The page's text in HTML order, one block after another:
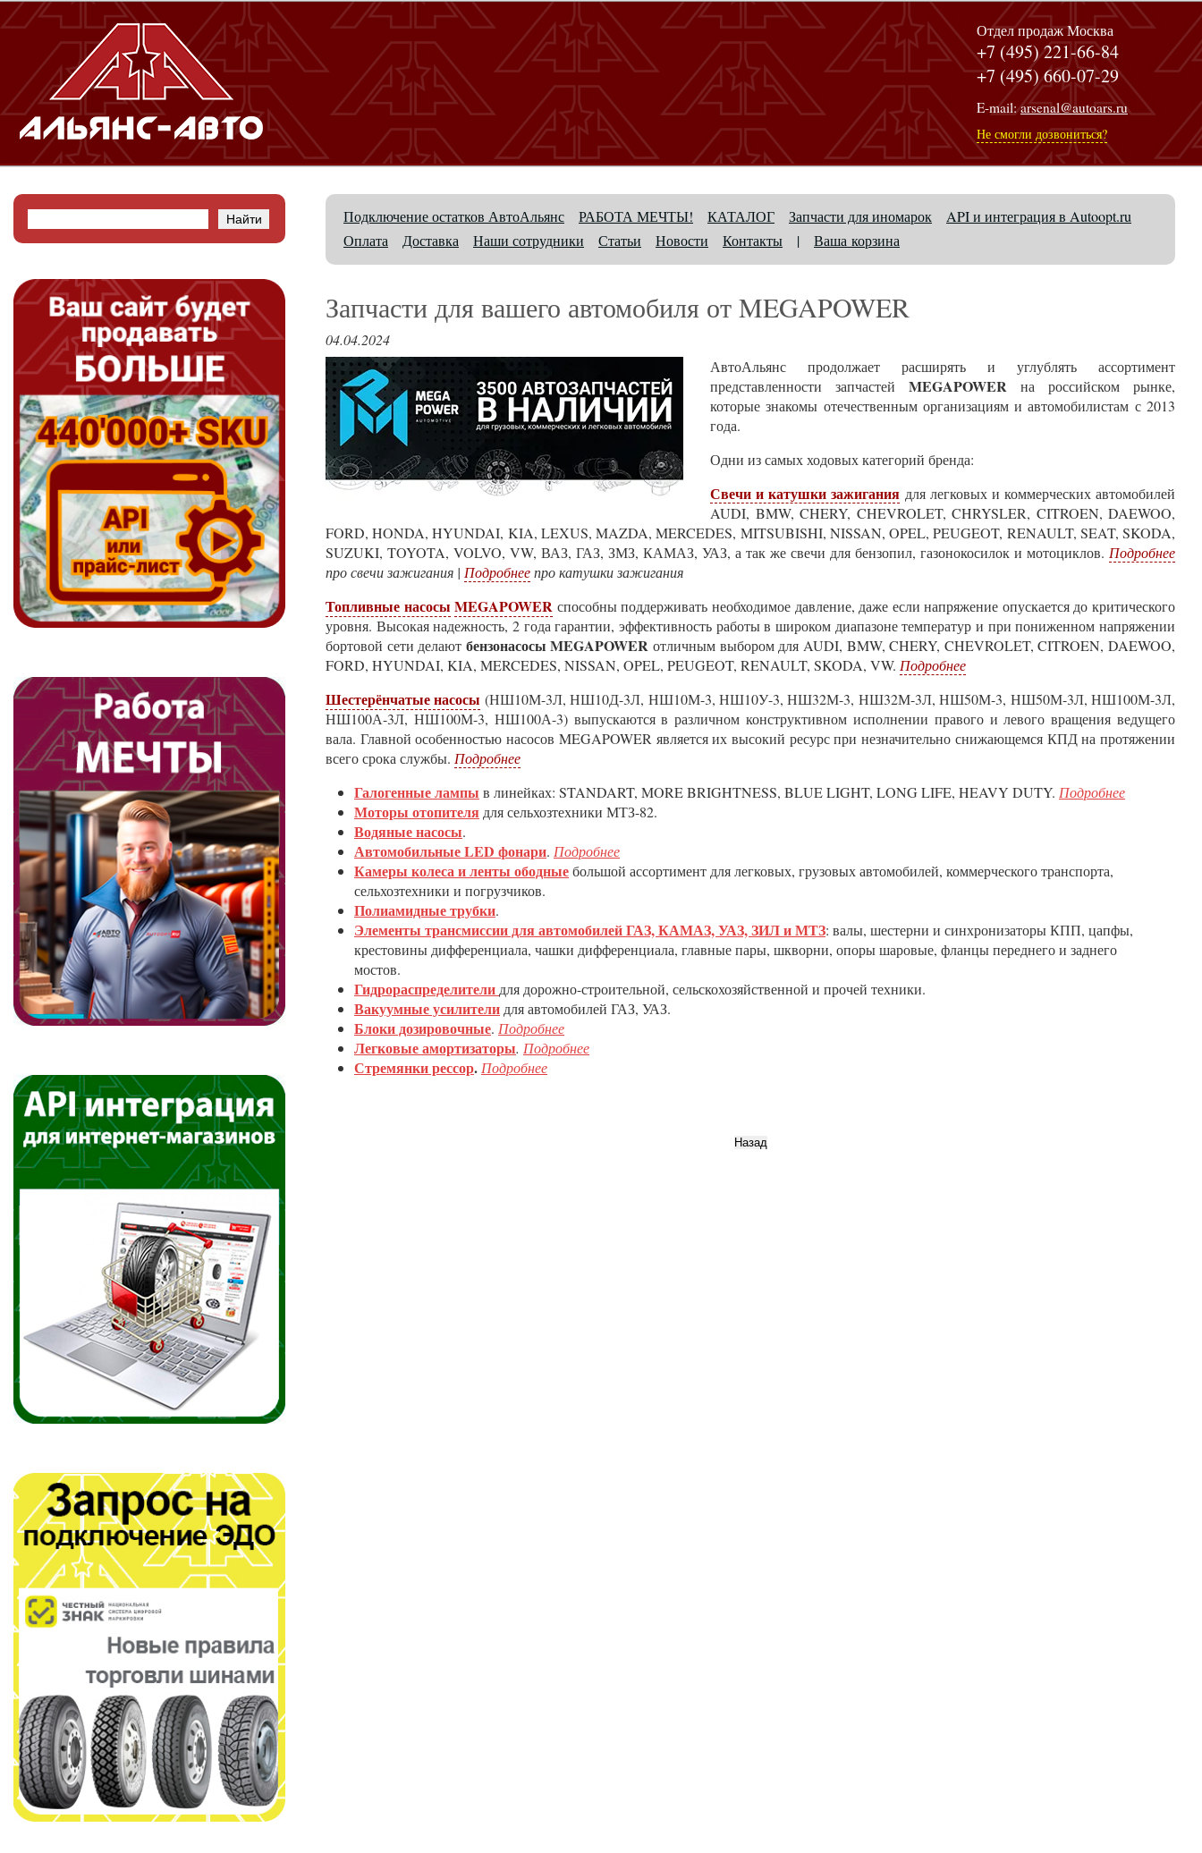
Отдел продаж Москва
+7 (495) 221-66-84
+7 (495) 660-07-29
E-mail:arsenal@autoars.ru
Не смогли дозвониться?
Подключение остатков АвтоАльянс РАБОТА МЕЧТЫ! КАТАЛОГ Запчасти для иномарок
API и интеграция в Autoopt.ru
Оплата
Доставка Наши сотрудники Статьи Новости Контакты | Ваша корзина
Запчасти для вашего автомобиля от MEGAPOWER
04.04.2024
АвтоАльянс продолжает расширять и углублять ассортимент
представленности запчастей MEGAPOWER на российском рынке,
которые знакомы отечественным организациям и автомобилистам с 2013
года.
Одни из самых ходовых категорий бренда:
Свечи и катушки зажигания для легковых и коммерческих автомобилей
AUDI, BMW, CHERY, CHEVROLET, CHRYSLER, CITROEN, DAEWOO,
FORD, HONDA, HYUNDAI, KIA, LEXUS, MAZDA, MERCEDES, MITSUBISHI, NISSAN, OPEL, PEUGEOT, RENAULT, SEAT, SKODA,
SUZUKI, TOYOTA, VOLVO, VW, ВАЗ, ГАЗ, ЗМЗ, КАМАЗ, УАЗ, а так же свечи для бензопил, газонокосилок и мотоциклов. Подробнее
про свечи зажигания | Подробнеепро катушки зажигания
Топливные насосы MEGAPOWER способны поддерживать необходимое давление, даже если напряжение опускается до критического
уровня. Высокая надежность, 2 года гарантии, эффективность работы в широком диапазоне температур и при пониженном напряжении
бортовой сети делают бензонасосы MEGAPOWER отличным выбором для AUDI, BMW, CHERY, CHEVROLET, CITROEN, DAEWOO,
FORD, HYUNDAI, KIA, MERCEDES, NISSAN, OPEL, PEUGEOT, RENAULT, SKODA, VW. Подробнее
Шестерёнчатые насосы (НШ10М-3Л, НШ10Д-3Л, НШ10М-3, НШ10У-3, НШ32М-3, НШ32М-3Л, НШ50М-3, НШ50М-3Л, НШ100М-3Л,
НШ100А-3Л, НШ100М-3, НШ100А-3) выпускаются в различном конструктивном исполнении правого и левого вращения ведущего
вала. Главной особенностью насосов MEGAPOWER является их высокий ресурс при незначительно снижающемся КПД на протяжении
всего срока службы. Подробнее
Галогенные лампы в линейках: STANDART, MORE BRIGHTNESS, BLUE LIGHT, LONG LIFE, HEAVY DUTY. Подробнее
Моторы отопителя для сельхозтехники МТЗ-82.
Водяные насосы.
Автомобильные LED фонари. Подробнее
Камеры колеса и ленты ободныебольшой ассортимент для легковых, грузовых автомобилей, коммерческого транспорта,
сельхозтехники и погрузчиков.
Полиамидные трубки.
Элементы трансмиссии для автомобилей ГАЗ, КАМАЗ, УАЗ, ЗИЛ и МТЗ: валы, шестерни и синхронизаторы КПП, цапфы,
крестовины дифференциала, чашки дифференциала, главные пары, шкворни, опоры шаровые, фланцы переднего и заднего
мостов.
Гидрораспределители для дорожно-строительной, сельскохозяйственной и прочей техники.
Вакуумные усилители для автомобилей ГАЗ, УАЗ.
Блоки дозировочные. Подробнее
Легковые амортизаторы. Подробнее
Стремянки рессор. Подробнее